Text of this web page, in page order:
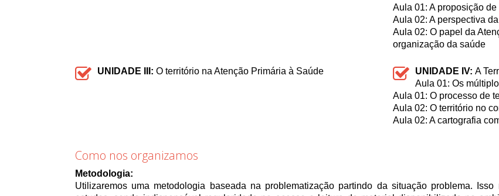
Aula 01: A proposição
Aula 02: A perspectiva
Aula 02: O papel da
organização da saúde
UNIDADE III: O território na Atenção Primária à Saúde UNIDADE IV:A
Aula 01: Os
Aula 01: O processo de
Aula 02: O território no
Aula 02: A cartografia
Como nos organizamos
Metodologia:
Utilizaremos uma metodologia baseada na problematização partindo da situação problema.